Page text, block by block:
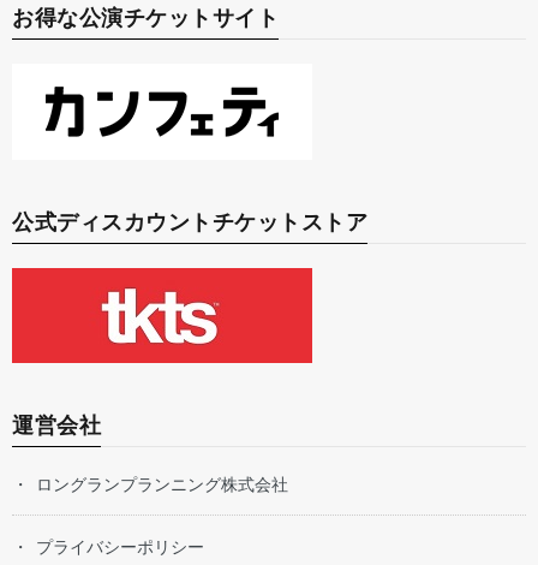
お得な公演チケットサイト
公式ディスカウントチケットストア
運営会社
ロングランプランニング株式会社
プライバシーポリシー